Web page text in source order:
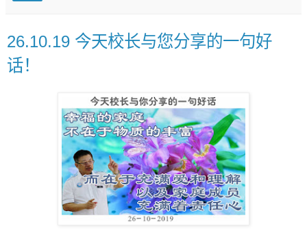
26.10.19 今天校长与您分享的一句好
话！